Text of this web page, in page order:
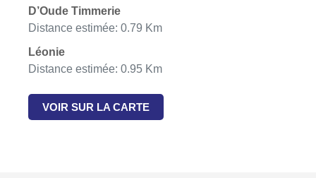
D’Oude Timmerie
Distance estimée: 0.79 Km
Léonie
Distance estimée: 0.95 Km
VOIR SUR LA CARTE